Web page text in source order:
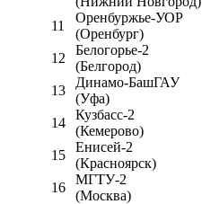
11
Оренбуржье-УОР
(Оренбург)
12
Белогорье-2
(Белгород)
13
Динамо-БашГАУ
(Уфа)
14
Кузбасс-2
(Кемерово)
15
Енисей-2
(Красноярск)
16
МГТУ-2
(Москва)